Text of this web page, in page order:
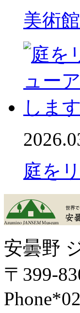
美術
庭を
安曇野
〒399-